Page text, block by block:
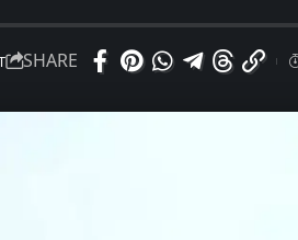
SHARE